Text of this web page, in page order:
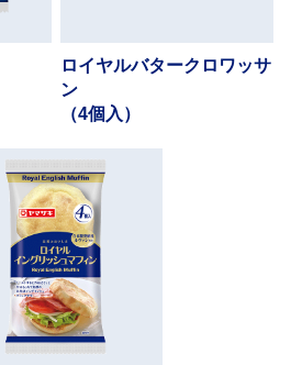
ロイヤルバタークロワッサ
ン​
（4個入）​